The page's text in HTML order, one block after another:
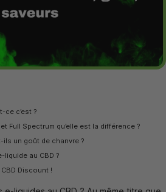
ce c’est ?
Full Spectrum qu’elle est la différence ?
ils un goût de chanvre ?
liquide au CBD ?
Discount !